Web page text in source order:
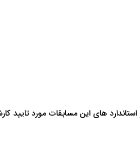
های این مسابقات مورد تایید